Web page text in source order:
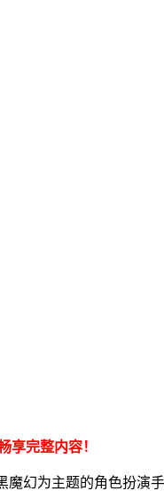
享完整内容！
魔幻为主题的角色扮演